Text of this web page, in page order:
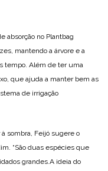
absorção no Plantbag
mantendo a árvore e a
tempo. Além de ter uma
que ajuda a manter bem as
de irrigação
sombra, Feijó sugere o
“São duas espécies que
grandes.A ideia do